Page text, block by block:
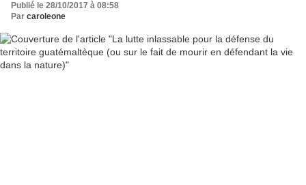
Publié le 28/10/2017 à 08:58
Par caroleone